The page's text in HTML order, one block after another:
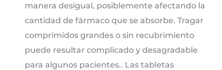
manera desigual, posiblemente afectando la
cantidad de fármaco que se absorbe. Tragar
comprimidos grandes o sin recubrimiento
puede resultar complicado y desagradable
para algunos pacientes.. Las tabletas